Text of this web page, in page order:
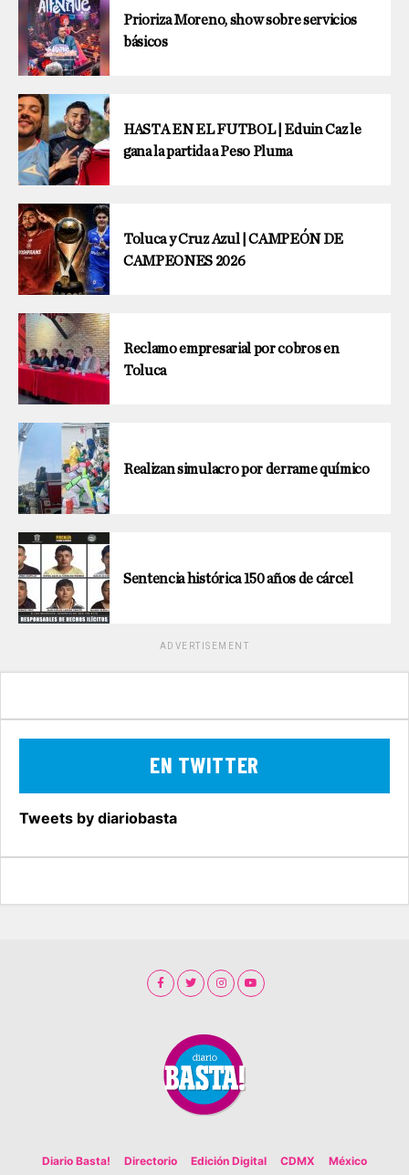
Prioriza Moreno, show sobre servicios
básicos
HASTA EN EL FUTBOL | Eduin Caz le
gana la partida a Peso Pluma
Toluca y Cruz Azul | CAMPEÓN DE
CAMPEONES 2026
Reclamo empresarial por cobros en
Toluca
Realizan simulacro por derrame químico
Sentencia histórica 150 años de cárcel
ADVERTISEMENT
EN TWITTER
Tweets by diariobasta
Diario Basta! Directorio Edición Digital CDMX México